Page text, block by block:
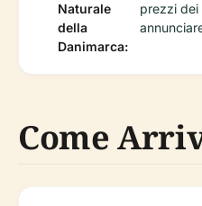
Naturale
della
Danimarca:
prezzi
Come